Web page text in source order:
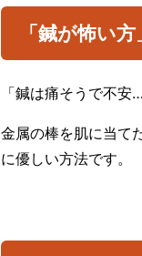
「鍼が怖い
「鍼は痛そうで不
金属の棒を肌に当て
に優しい方法です。